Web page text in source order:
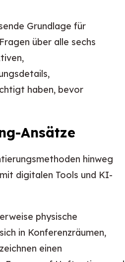
Grundlage für
über alle sechs
haben, bevor
Ansätze
hinweg
digitalen Tools und KI-
physische
in Konferenzräumen,
einen